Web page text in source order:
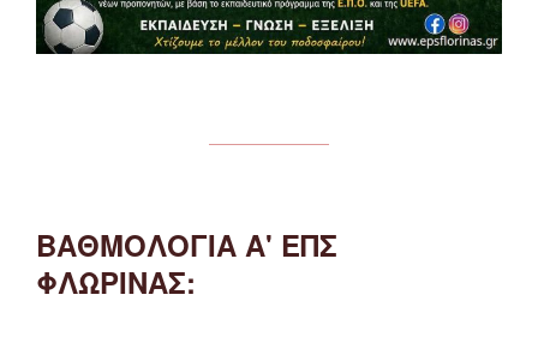
ΒΑΘΜΟΛΟΓΙΑ Α' ΕΠΣ
ΦΛΩΡΙΝΑΣ: